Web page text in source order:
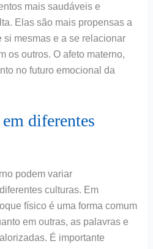
mais saudáveis e
Elas são mais propensas a
si mesmas e a se relacionar
os outros. O afeto materno,
no futuro emocional da
diferentes
podem variar
culturas. Em
físico é uma forma comum
em outras, as palavras e
É importante